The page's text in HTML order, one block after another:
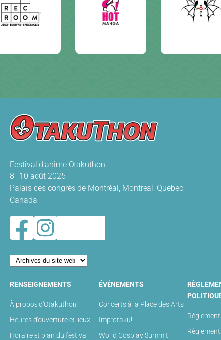
Festival d'anime Otakuthon
8–10 août 2025
Palais des congrès de Montréal, Montreal, Quebec,
Canada
RENSEIGNEMENTS
À propos d'Otakuthon
Heures d'ouverture et lieux
Horaire et plan du festival
ÉVÉNEMENTS
Concerts à la Place des Arts
Improtaku!
World Cosplay Summit